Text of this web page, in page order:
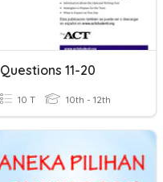
Questions 11-20
10 T 10th - 12th